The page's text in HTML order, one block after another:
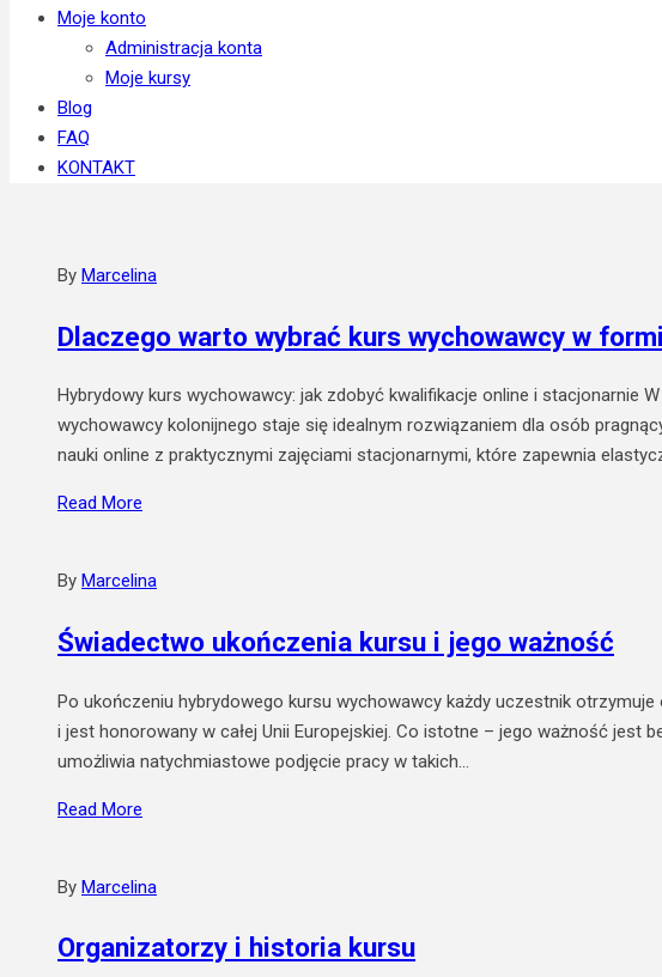
Moje konto
Administracja konta
Moje kursy
Blog
FAQ
KONTAKT
By Marcelina
Dlaczego warto wybrać kurs wychowawcy w
Hybrydowy kurs wychowawcy: jak zdobyć kwalifikacje online i stacjonarnie
wychowawcy kolonijnego staje się idealnym rozwiązaniem dla osób
nauki online z praktycznymi zajęciami stacjonarnymi, które zapewnia
Read More
By Marcelina
Świadectwo ukończenia kursu i jego ważność
Po ukończeniu hybrydowego kursu wychowawcy każdy uczestnik
i jest honorowany w całej Unii Europejskiej. Co istotne – jego ważność jest
umożliwia natychmiastowe podjęcie pracy w takich…
Read More
By Marcelina
Organizatorzy i historia kursu